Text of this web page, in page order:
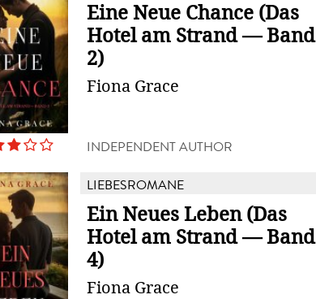
Eine Neue Chance (Das
Hotel am Strand — Band
2)
Fiona Grace
INDEPENDENT AUTHOR
LIEBESROMANE
Ein Neues Leben (Das
Hotel am Strand — Band
4)
Fiona Grace